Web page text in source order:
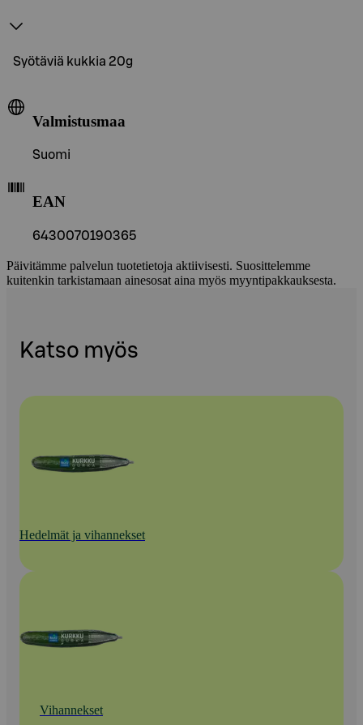
Syötäviä kukkia 20g
Valmistusmaa
Suomi
EAN
6430070190365
Päivitämme palvelun tuotetietoja aktiivisesti. Suosittelemme
kuitenkin tarkistamaan ainesosat aina myös myyntipakkauksesta.
Katso myös
Hedelmät ja vihannekset
Vihannekset